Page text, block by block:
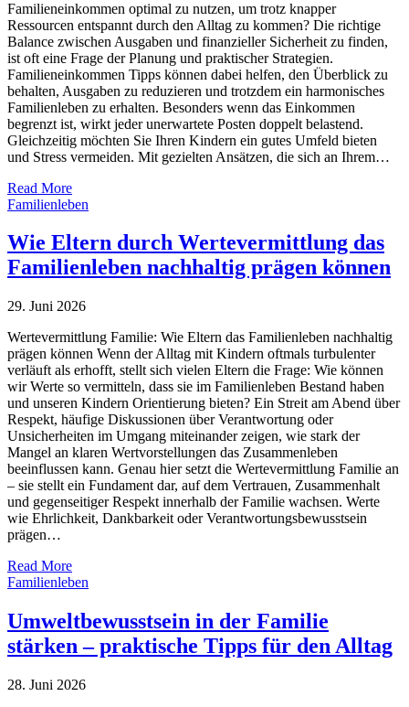
Familieneinkommen optimal zu nutzen, um trotz knapper
Ressourcen entspannt durch den Alltag zu kommen? Die richtige
Balance zwischen Ausgaben und finanzieller Sicherheit zu finden,
ist oft eine Frage der Planung und praktischer Strategien.
Familieneinkommen Tipps können dabei helfen, den Überblick zu
behalten, Ausgaben zu reduzieren und trotzdem ein harmonisches
Familienleben zu erhalten. Besonders wenn das Einkommen
begrenzt ist, wirkt jeder unerwartete Posten doppelt belastend.
Gleichzeitig möchten Sie Ihren Kindern ein gutes Umfeld bieten
und Stress vermeiden. Mit gezielten Ansätzen, die sich an Ihrem…
Read More
Familienleben
Wie Eltern durch Wertevermittlung das
Familienleben nachhaltig prägen können
29. Juni 2026
Wertevermittlung Familie: Wie Eltern das Familienleben nachhaltig
prägen können Wenn der Alltag mit Kindern oftmals turbulenter
verläuft als erhofft, stellt sich vielen Eltern die Frage: Wie können
wir Werte so vermitteln, dass sie im Familienleben Bestand haben
und unseren Kindern Orientierung bieten? Ein Streit am Abend über
Respekt, häufige Diskussionen über Verantwortung oder
Unsicherheiten im Umgang miteinander zeigen, wie stark der
Mangel an klaren Wertvorstellungen das Zusammenleben
beeinflussen kann. Genau hier setzt die Wertevermittlung Familie an
– sie stellt ein Fundament dar, auf dem Vertrauen, Zusammenhalt
und gegenseitiger Respekt innerhalb der Familie wachsen. Werte
wie Ehrlichkeit, Dankbarkeit oder Verantwortungsbewusstsein
prägen…
Read More
Familienleben
Umweltbewusstsein in der Familie
stärken – praktische Tipps für den Alltag
28. Juni 2026